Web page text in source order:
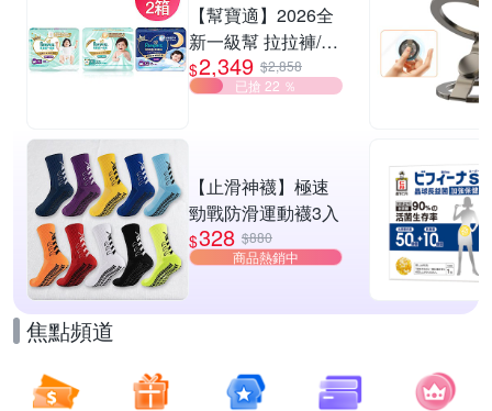
【幫寶適】2026全
新一級幫 拉拉褲/黏
貼型/夜用褲型 多款
任選2箱
$2,349 $2,858
已搶 22 ％
【止滑神襪】極速
勁戰防滑運動襪3入
$328 $880
商品熱銷中
焦點頻道